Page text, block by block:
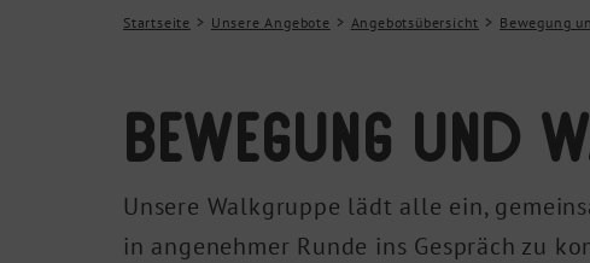
Startseite Unsere Angebote Angebotsübersicht Bewegung
Bewegung und
Unsere Walkgruppe lädt alle ein,
in angenehmer Runde ins Gespräch zu